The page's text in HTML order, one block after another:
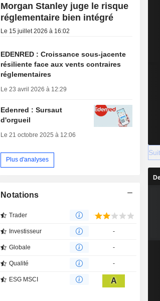
Morgan Stanley juge le risque
réglementaire bien intégré
Le 15 juillet 2026 à 16:02
EDENRED : Croissance sous-jacente
résiliente face aux vents contraires
réglementaires
Le 23 avril 2026 à 12:29
Edenred : Sursaut
d'orgueil
Le 21 octobre 2025 à 12:06
Plus d'analyses
Notations
Trader
Investisseur -
Globale -
Qualité -
ESG MSCI A